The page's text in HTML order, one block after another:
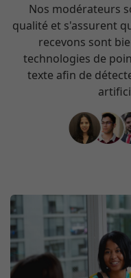
Nos modérateurs
qualité et s'assurent
recevons sont
technologies de
texte afin de